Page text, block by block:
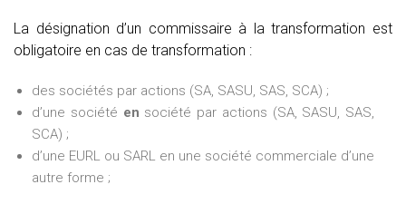
La désignation d’un commissaire à la transformation est
obligatoire en cas de transformation :
des sociétés par actions (SA, SASU, SAS, SCA) ;
d’une société en société par actions (SA, SASU, SAS,
SCA) ;
d’une EURL ou SARL en une société commerciale d’une
autre forme ;